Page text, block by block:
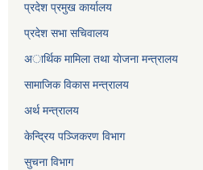
प्रदेश प्रमुख कार्यालय
प्रदेश सभा सचिवालय
अार्थिक मामिला तथा याेजना मन्त्रालय
सामाजिक विकास मन्त्रालय
अर्थ मन्त्रालय
केन्द्रिय पञ्जिकरण विभाग
सुचना विभाग